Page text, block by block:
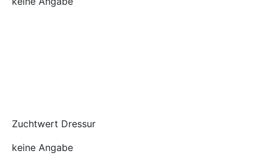
Zuchtwert Dressur
keine Angabe